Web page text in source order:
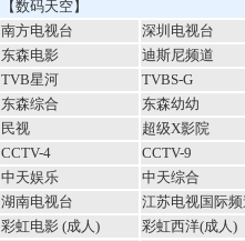
【数码天空】
南方电视台
深圳电视台
东森电影
迪斯尼频道
TVB星河
TVBS-G
东森综合
东森幼幼
民视
超级X影院
CCTV-4
CCTV-9
中天娱乐
中天综合
湖南电视台
江苏电视国际频
彩虹电影 (成人)
彩虹西洋(成人)